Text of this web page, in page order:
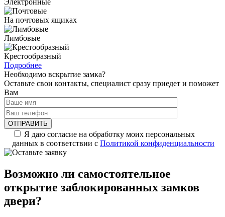
На почтовых ящиках
Лимбовые
Крестообразный
Подробнее
Необходимо вскрытие замка?
Оставьте свои контакты, специалист сразу приедет и поможет
Вам
Я даю согласие на обработку моих персональных
данных в соответствии с Политикой конфиденциальности
Возможно ли самостоятельное
открытие заблокированных замков
двери?